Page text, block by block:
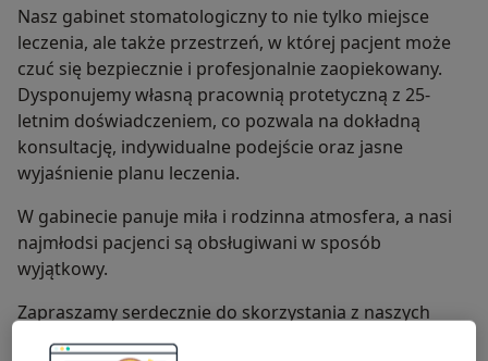
swojej dziedzinie. Zabieg wykonuje w lupach, co
pozwala jej pracować z najwyższą precyzją i
dbałością o detale.
Nasz gabinet stomatologiczny to nie tylko miejsce
leczenia, ale także przestrzeń, w której pacjent może
czuć się bezpiecznie i profesjonalnie zaopiekowany.
Dysponujemy własną pracownią protetyczną z 25-
letnim doświadczeniem, co pozwala na dokładną
konsultację, indywidualne podejście oraz jasne
wyjaśnienie planu leczenia.
W gabinecie panuje miła i rodzinna atmosfera, a nasi
najmłodsi pacjenci są obsługiwani w sposób
wyjątkowy.
Zapraszamy serdecznie do skorzystania z naszych
usług.